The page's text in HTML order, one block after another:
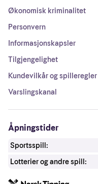
Økonomisk kriminalitet
Personvern
Informasjonskapsler
Tilgjengelighet
Kundevilkår og spilleregler
Varslingskanal
Åpningstider
Sportsspill:
Lotterier og andre spill: